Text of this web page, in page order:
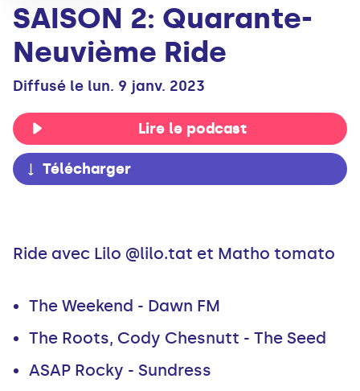
SAISON 2: Quarante-
Neuvième Ride
Diffusé le lun. 9 janv. 2023
Lire le podcast
Télécharger
Ride avec Lilo @lilo.tat et Matho tomato
The Weekend - Dawn FM
The Roots, Cody Chesnutt - The Seed
ASAP Rocky - Sundress